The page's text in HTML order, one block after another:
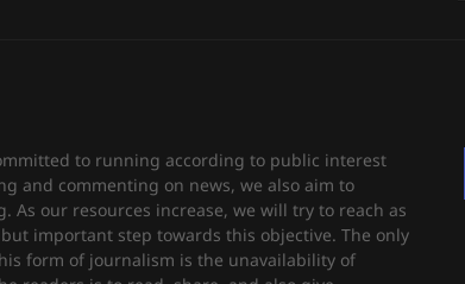
to running according to public interest
and commenting on news, we also aim to
our resources increase, we will try to reach as
important step towards this objective. The only
form of journalism is the unavailability of